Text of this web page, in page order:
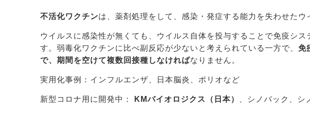
不活化ワクチンは、薬剤処理をして、感染・発症する能力を失わせたウ
ウイルスに感染性が無くても、ウイルス自体を投与することで免疫シス
す。弱毒化ワクチンに比べ副反応が少ないと考えられている一方で、 免
で、期間を空けて複数回接種しなければなりません。
実用化事例：インフルエンザ、日本脳炎、ポリオなど
新型コロナ用に開発中： KMバイオロジクス（日本） 、シノバック、